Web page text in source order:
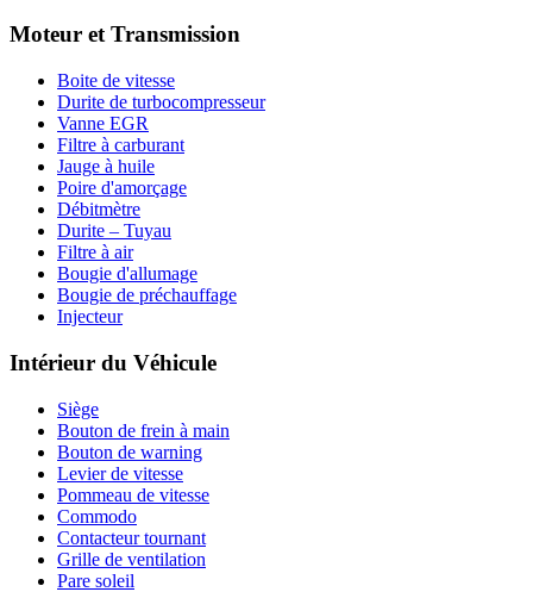
Moteur et Transmission
Boite de vitesse
Durite de turbocompresseur
Vanne EGR
Filtre à carburant
Jauge à huile
Poire d'amorçage
Débitmètre
Durite – Tuyau
Filtre à air
Bougie d'allumage
Bougie de préchauffage
Injecteur
Intérieur du Véhicule
Siège
Bouton de frein à main
Bouton de warning
Levier de vitesse
Pommeau de vitesse
Commodo
Contacteur tournant
Grille de ventilation
Pare soleil